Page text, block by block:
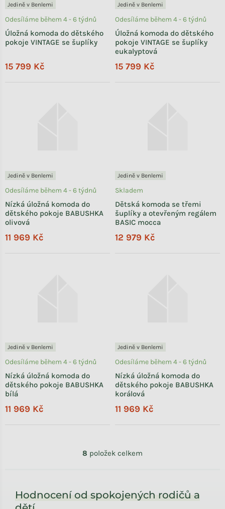
Jedině v Benlemi
Úložná komoda do dětského
pokoje VINTAGE se šuplíky
Odesíláme během 4 - 6 týdnů
15 799 Kč
Jedině v Benlemi
Úložná komoda do dětského
pokoje VINTAGE se šuplíky
eukalyptová
Odesíláme během 4 - 6 týdnů
15 799 Kč
Jedině v Benlemi
Nízká úložná komoda do
dětského pokoje BABUSHKA
olivová
Odesíláme během 4 - 6 týdnů
11 969 Kč
Jedině v Benlemi
Dětská komoda se třemi
šuplíky a otevřeným regálem
BASIC mocca
Skladem
12 979 Kč
Jedině v Benlemi
Nízká úložná komoda do
dětského pokoje BABUSHKA
bílá
Odesíláme během 4 - 6 týdnů
11 969 Kč
Jedině v Benlemi
Nízká úložná komoda do
dětského pokoje BABUSHKA
korálová
Odesíláme během 4 - 6 týdnů
11 969 Kč
8 položek celkem
Hodnocení od spokojených rodičů a